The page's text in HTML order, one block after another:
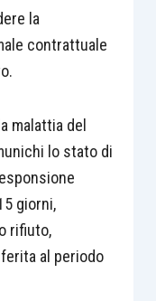
la
contrattuale
malattia del
lo stato di
giorni,
rifiuto,
al periodo